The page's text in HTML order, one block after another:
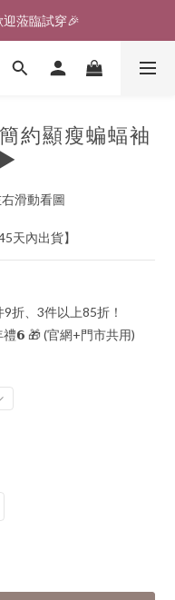
蒞臨試穿🎉
惠回饋✨
蒞臨試穿🎉
約顯瘦蝙蝠袖
右滑動看圖
天內出貨】
折、3件以上85折！
禮️𝟲 🎁 (官網+門市共用)